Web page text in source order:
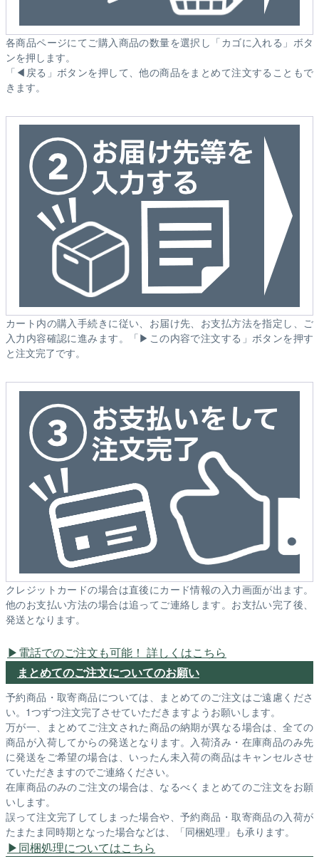
各商品ページにてご購入商品の数量を選択し「カゴに入れる」ボタ
ンを押します。
「◀戻る」ボタンを押して、他の商品をまとめて注文することもで
きます。
カート内の購入手続きに従い、お届け先、お支払方法を指定し、ご
入力内容確認に進みます。「▶この内容で注文する」ボタンを押す
と注文完了です。
クレジットカードの場合は直後にカード情報の入力画面が出ます。
他のお支払い方法の場合は追ってご連絡します。お支払い完了後、
発送となります。
電話でのご注文も可能！ 詳しくはこちら
まとめてのご注文についてのお願い
予約商品・取寄商品については、まとめてのご注文はご遠慮くださ
い。1つずつ注文完了させていただきますようお願いします。
万が一、まとめてご注文された商品の納期が異なる場合は、全ての
商品が入荷してからの発送となります。入荷済み・在庫商品のみ先
に発送をご希望の場合は、いったん未入荷の商品はキャンセルさせ
ていただきますのでご連絡ください。
在庫商品のみのご注文の場合は、なるべくまとめてのご注文をお願
いします。
誤って注文完了してしまった場合や、予約商品・取寄商品の入荷が
たまたま同時期となった場合などは、「同梱処理」も承ります。
同梱処理についてはこちら